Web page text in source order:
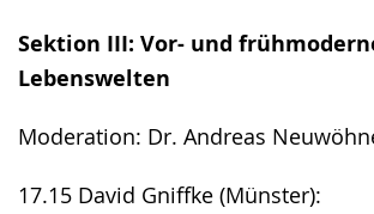
Sektion III: Vor- und
Lebenswelten
Moderation: Dr. Andreas
17.15 David Gniffke (Münster):